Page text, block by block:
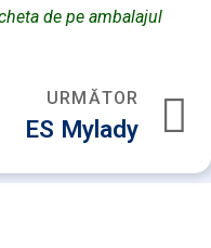
de pe ambalajul
URMĂTOR
ES Mylady